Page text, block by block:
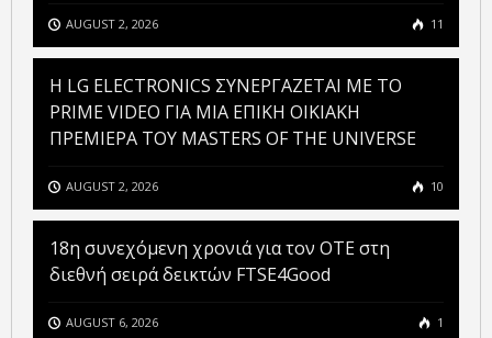
AUGUST 2, 2026 11
H LG ELECTRONICS ΣΥΝΕΡΓΑΖΕΤΑΙ ΜΕ ΤΟ
PRIME VIDEO ΓΙΑ ΜΙΑ ΕΠΙΚΗ ΟΙΚΙΑΚΗ
ΠΡΕΜΙΕΡΑ ΤΟΥ MASTERS OF THE UNIVERSE
AUGUST 2, 2026 10
18η συνεχόμενη χρονιά για τον ΟΤΕ στη
διεθνή σειρά δεικτών FTSE4Good
AUGUST 6, 2026 1